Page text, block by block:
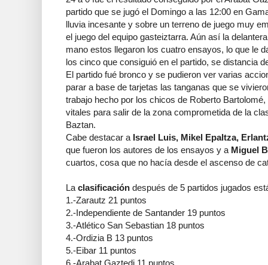
partido que se jugó el Domingo a las 12:00 en
lluvia incesante y sobre un terreno de juego muy
el juego del equipo gasteiztarra. Aún así la
mano estos llegaron los cuatro ensayos, lo que le
los cinco que consiguió en el partido, se distancia
El partido fué bronco y se pudieron ver varias
parar a base de tarjetas las tanganas que se
trabajo hecho por los chicos de Roberto
vitales para salir de la zona comprometida de la
Baztan.
Cabe destacar a Israel Luis, Mikel Epaltza,
que fueron los autores de los ensayos y a Miguel
cuartos, cosa que no hacía desde el ascenso de
La clasificación después de 5 partidos jugados
1.-Zarautz 21 puntos
2.-Independiente de Santander 19 puntos
3.-Atlético San Sebastian 18 puntos
4.-Ordizia B 13 puntos
5.-Eibar 11 puntos
6.-Arabat Gaztedi 11 puntos